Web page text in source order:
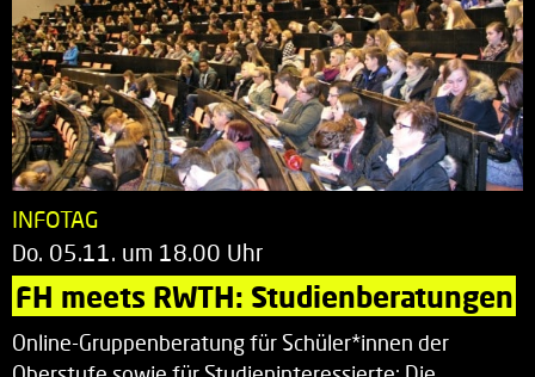
INFOTAG
Do. 05.11. um 18.00 Uhr
FH meets RWTH: Studienberatungen
Online-Gruppenberatung für Schüler*innen der